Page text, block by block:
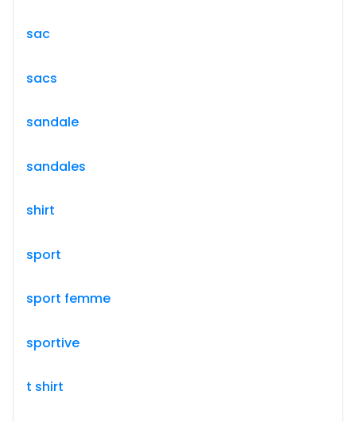
sac
sacs
sandale
sandales
shirt
sport
sport femme
sportive
t shirt